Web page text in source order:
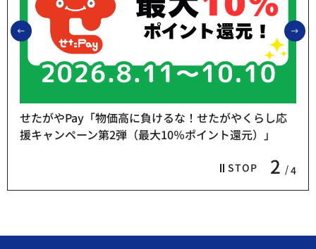
前のスライドを表示
STOP 2 4
せたがやPay「物価高に負けるな！せたがやくらし応
援キャンペーン第2弾（最大10％ポイント還元）」